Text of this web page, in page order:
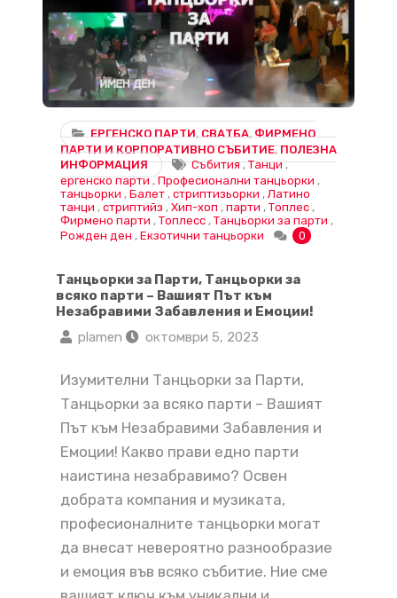
ЕРГЕНСКО ПАРТИ, СВАТБА, ФИРМЕНО
ПАРТИ И КОРПОРАТИВНО СЪБИТИЕ,ПОЛЕЗНА
ИНФОРМАЦИЯ
Събития ,Танци ,
ергенско парти , Професионални танцьорки ,
танцьорки , Балет , стриптизьорки , Латино
танци , стриптийз , Хип-хоп , парти , Топлес ,
Фирмено парти , Топлесс , Танцьорки за парти ,
Рожден ден , Екзотични танцьорки 0
Танцьорки за Парти, Танцьорки за
всяко парти – Вашият Път към
Незабравими Забавления и Емоции!
plamen
октомври 5, 2023
Изумителни Танцьорки за Парти,
Танцьорки за всяко парти – Вашият
Път към Незабравими Забавления и
Емоции! Какво прави едно парти
наистина незабравимо? Освен
добрата компания и музиката,
професионалните танцьорки могат
да внесат невероятно разнообразие
и емоция във всяко събитие. Ние сме